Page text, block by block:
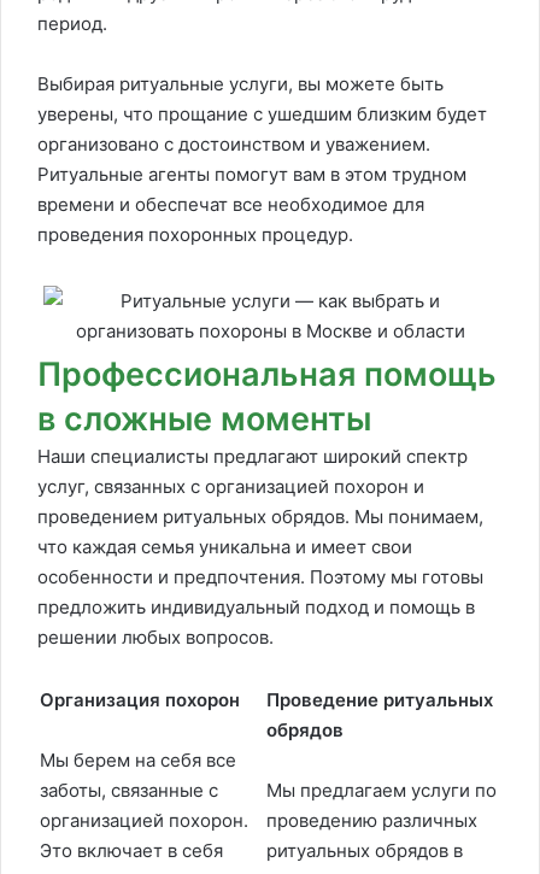
период.
Выбирая ритуальные услуги, вы можете быть
уверены, что прощание с ушедшим близким будет
организовано с достоинством и уважением.
Ритуальные агенты помогут вам в этом трудном
времени и обеспечат все необходимое для
проведения похоронных процедур.
Профессиональная помощь
в сложные моменты
Наши специалисты предлагают широкий спектр
услуг, связанных с организацией похорон и
проведением ритуальных обрядов. Мы понимаем,
что каждая семья уникальна и имеет свои
особенности и предпочтения. Поэтому мы готовы
предложить индивидуальный подход и помощь в
решении любых вопросов.
Организация похорон
Мы берем на себя все
заботы, связанные с
организацией похорон.
Это включает в себя
Проведение ритуальных
обрядов
Мы предлагаем услуги по
проведению различных
ритуальных обрядов в